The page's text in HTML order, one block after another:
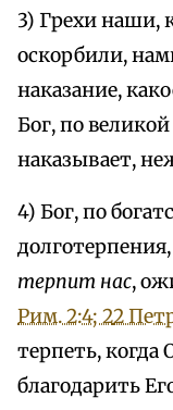
3) Грехи наши,
оскорбили,
наказание,
Бог, по
наказывает,
4) Бог, по
терпит нас,
Рим. 2:4; 22
терпеть, когда
благодарить